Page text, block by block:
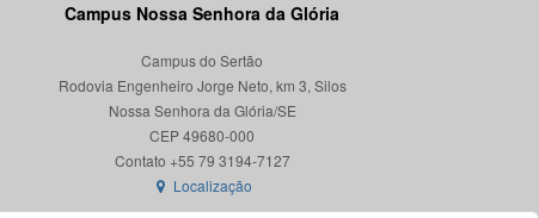
Campus Nossa Senhora da Glória
Campus do Sertão
Rodovia Engenheiro Jorge Neto, km 3, Silos
Nossa Senhora da Glória/SE
CEP 49680-000
Contato +55 79 3194-7127
Localização